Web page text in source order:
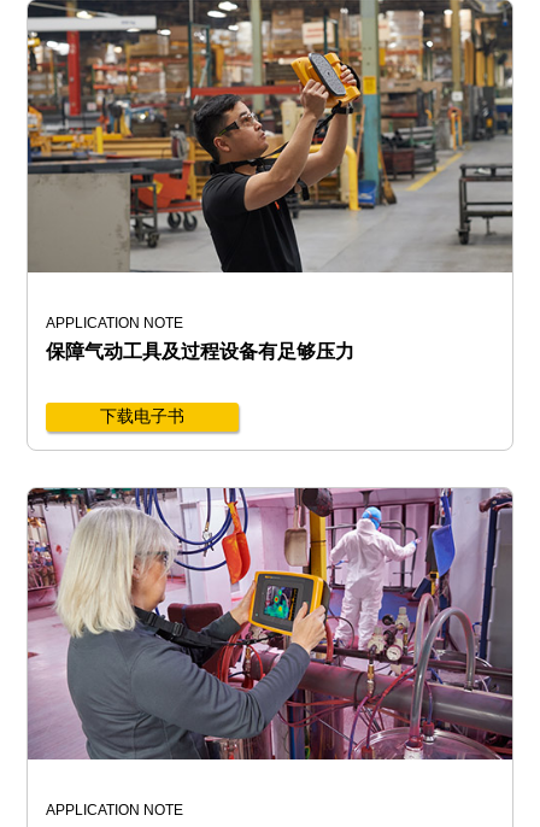
APPLICATION NOTE
保障气动工具及过程设备有足够压力
下载电子书
APPLICATION NOTE